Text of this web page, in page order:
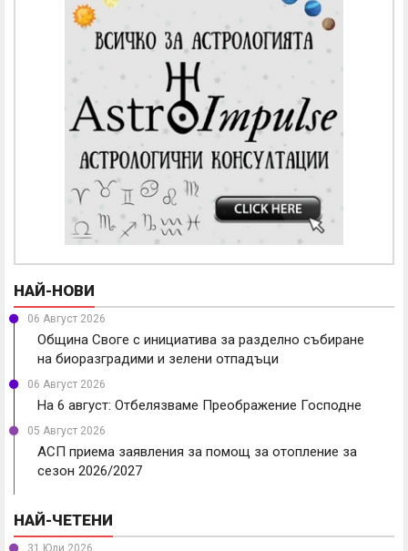
НАЙ-НОВИ
06 Август 2026
Община Своге с инициатива за разделно събиране
на биоразградими и зелени отпадъци
06 Август 2026
На 6 август: Отбелязваме Преображение Господне
05 Август 2026
АСП приема заявления за помощ за отопление за
сезон 2026/2027
НАЙ-ЧЕТЕНИ
31 Юли 2026